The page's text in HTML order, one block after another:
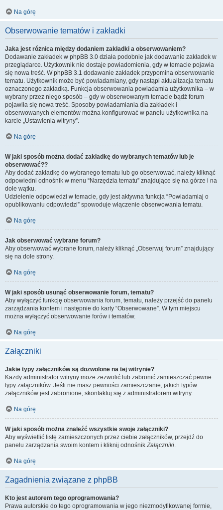
Na górę
Obserwowanie tematów i zakładki
Jaka jest różnica między dodaniem zakładki a obserwowaniem?
Dodawanie zakładek w phpBB 3.0 działa podobnie jak dodawanie zakładek w
przeglądarce. Użytkownik nie dostaje powiadomienia, gdy w temacie pojawia
się nowa treść. W phpBB 3.1 dodawanie zakładek przypomina obserwowanie
tematu. Użytkownik może być powiadamiany, gdy nastąpi aktualizacja tematu
oznaczonego zakładką. Funkcja obserwowania powiadamia użytkownika – w
wybrany przez niego sposób – gdy w obserwowanym temacie bądź forum
pojawiła się nowa treść. Sposoby powiadamiania dla zakładek i
obserwowanych elementów można konfigurować w panelu użytkownika na
karcie „Ustawienia witryny”.
Na górę
W jaki sposób można dodać zakładkę do wybranych tematów lub je
obserwować??
Aby dodać zakładkę do wybranego tematu lub go obserwować, należy kliknąć
odpowiedni odnośnik w menu “Narzędzia tematu” znajdujące się na górze i na
dole wątku.
Udzielenie odpowiedzi w temacie, gdy jest aktywna funkcja “Powiadamiaj o
opublikowaniu odpowiedzi” spowoduje włączenie obserwowania tematu.
Na górę
Jak obserwować wybrane forum?
Aby obserwować wybrane forum, należy kliknąć „Obserwuj forum” znajdujący
się na dole strony.
Na górę
W jaki sposób usunąć obserwowanie forum, tematu?
Aby wyłączyć funkcję obserwowania forum, tematu, należy przejść do panelu
zarządzania kontem i następnie do karty “Obserwowane”. W tym miejscu
można wyłączyć obserwowanie forów i tematów.
Na górę
Załączniki
Jakie typy załączników są dozwolone na tej witrynie?
Każdy administrator witryny może zezwolić lub zabronić zamieszczać pewne
typy załączników. Jeśli nie masz pewności zamieszczanie, jakich typów
załączników jest zabronione, skontaktuj się z administratorem witryny.
Na górę
W jaki sposób można znaleźć wszystkie swoje załączniki?
Aby wyświetlić listę zamieszczonych przez ciebie załączników, przejdź do
panelu zarządzania swoim kontem i kliknij odnośnikZałączniki.
Na górę
Zagadnienia związane z phpBB
Kto jest autorem tego oprogramowania?
Prawa autorskie do tego oprogramowania w jego niezmodyfikowanej formie,